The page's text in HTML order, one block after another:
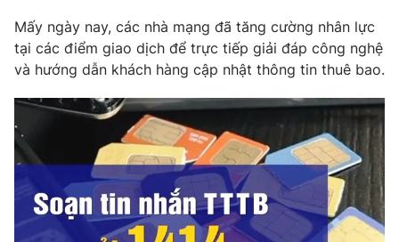
Khán giả
Giải sao mai
Sao
Du lịch
Làm đẹp
Chất lượng cuộc sống
Giáo dục
Tuyển sinh
Học trực tuyến
Hitech Công nghệ tương lai
Sản phẩm
Thị trường
Tư vấn
Giao lưu trực tuyến
Lịch phát sóng
Mấy ngày nay, các nhà mạng đã tăng cường nhân lực
tại các điểm giao dịch để trực tiếp giải đáp công nghệ
và hướng dẫn khách hàng cập nhật thông tin thuê bao.